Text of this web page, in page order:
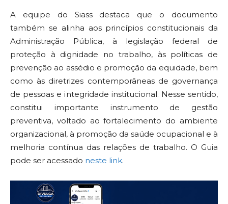
A equipe do Siass destaca que o documento
também se alinha aos princípios constitucionais da
Administração Pública, à legislação federal de
proteção à dignidade no trabalho, às políticas de
prevenção ao assédio e promoção da equidade, bem
como às diretrizes contemporâneas de governança
de pessoas e integridade institucional. Nesse sentido,
constitui importante instrumento de gestão
preventiva, voltado ao fortalecimento do ambiente
organizacional, à promoção da saúde ocupacional e à
melhoria contínua das relações de trabalho. O Guia
pode ser acessado neste link.